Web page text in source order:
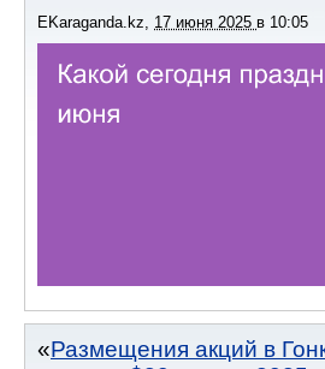
EKaraganda.kz, 17 июня 2025 в 10:05
Размещения акций в